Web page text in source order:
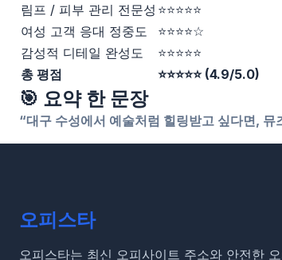
림프 / 피부 관리 전문성 ⭐⭐⭐⭐⭐
여성 고객 응대 정중도
⭐⭐⭐⭐☆
감성적 디테일 완성도
⭐⭐⭐⭐⭐
총 평점
⭐⭐⭐⭐⭐ (4.9/5.0)
🎯 요약 한 문장
“대구 수성에서 예술처럼 힐링받고 싶다면,
오피스타
오피스타는 최신 오피사이트 주소와 안전한